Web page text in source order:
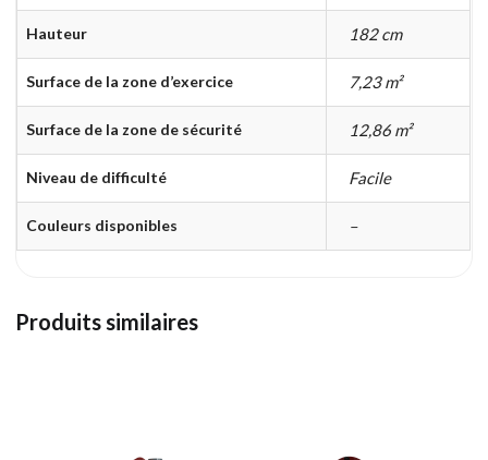
Hauteur 182 cm
Surface de la zone d’exercice 7,23 m²
Surface de la zone de sécurité 12,86 m²
Niveau de difficulté Facile
Couleurs disponibles –
Produits similaires